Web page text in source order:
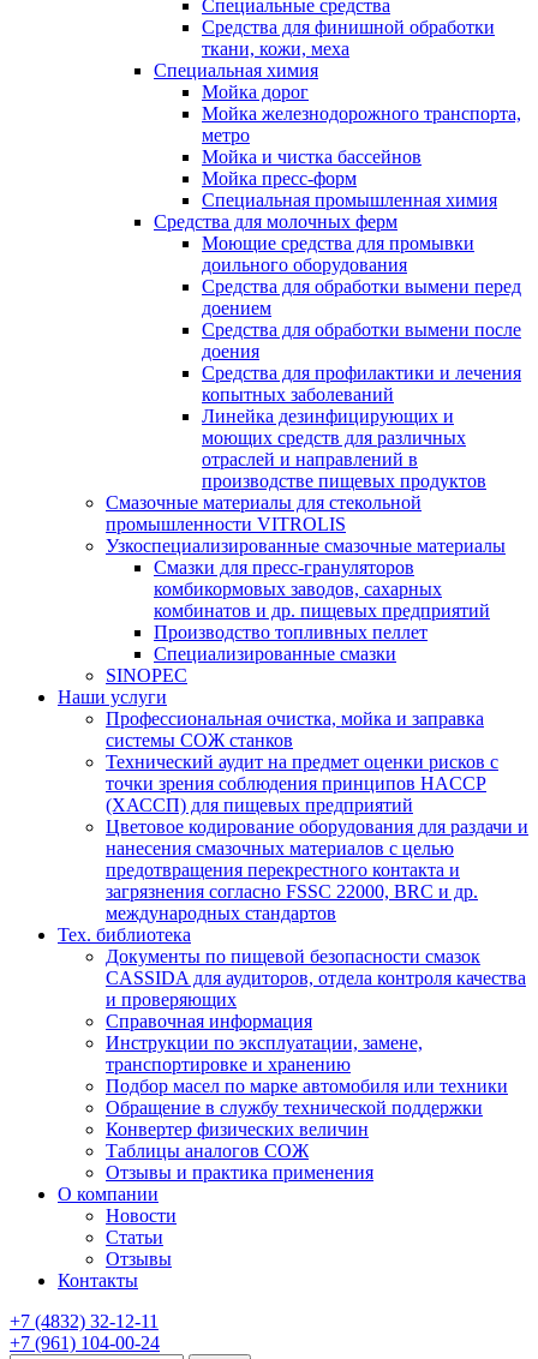
Специальные средства
Средства для финишной обработки
ткани, кожи, меха
Специальная химия
Мойка дорог
Мойка железнодорожного транспорта,
метро
Мойка и чистка бассейнов
Мойка пресс-форм
Специальная промышленная химия
Средства для молочных ферм
Моющие средства для промывки
доильного оборудования
Средства для обработки вымени перед
доением
Средства для обработки вымени после
доения
Средства для профилактики и лечения
копытных заболеваний
Линейка дезинфицирующих и
моющих средств для различных
отраслей и направлений в
производстве пищевых продуктов
Смазочные материалы для стекольной
промышленности VITROLIS
Узкоспециализированные смазочные материалы
Смазки для пресс-грануляторов
комбикормовых заводов, сахарных
комбинатов и др. пищевых предприятий
Производство топливных пеллет
Специализированные смазки
SINOPEC
Наши услуги
Профессиональная очистка, мойка и заправка
системы СОЖ станков
Технический аудит на предмет оценки рисков с
точки зрения соблюдения принципов HACCP
(ХАССП) для пищевых предприятий
Цветовое кодирование оборудования для раздачи и
нанесения смазочных материалов с целью
предотвращения перекрестного контакта и
загрязнения согласно FSSC 22000, BRC и др.
международных стандартов
Тех. библиотека
Документы по пищевой безопасности смазок
CASSIDA для аудиторов, отдела контроля качества
и проверяющих
Справочная информация
Инструкции по эксплуатации, замене,
транспортировке и хранению
Подбор масел по марке автомобиля или техники
Обращение в службу технической поддержки
Конвертер физических величин
Таблицы аналогов СОЖ
Отзывы и практика применения
О компании
Новости
Статьи
Отзывы
Контакты
+7 (4832) 32-12-11
+7 (961) 104-00-24